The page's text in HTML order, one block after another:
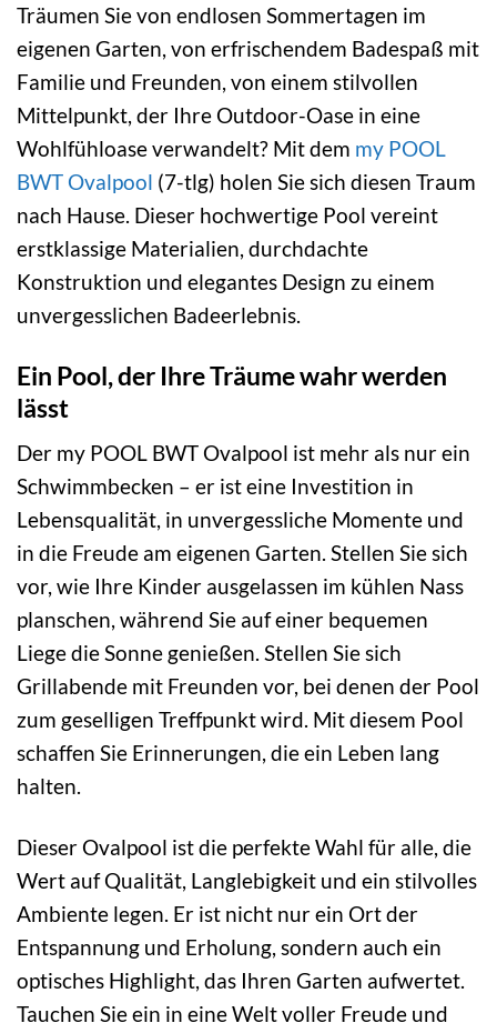
Träumen Sie von endlosen Sommertagen im
eigenen Garten, von erfrischendem Badespaß mit
Familie und Freunden, von einem stilvollen
Mittelpunkt, der Ihre Outdoor-Oase in eine
Wohlfühloase verwandelt? Mit dem my POOL
BWT Ovalpool (7-tlg) holen Sie sich diesen Traum
nach Hause. Dieser hochwertige Pool vereint
erstklassige Materialien, durchdachte
Konstruktion und elegantes Design zu einem
unvergesslichen Badeerlebnis.
Ein Pool, der Ihre Träume wahr werden
lässt
Der my POOL BWT Ovalpool ist mehr als nur ein
Schwimmbecken – er ist eine Investition in
Lebensqualität, in unvergessliche Momente und
in die Freude am eigenen Garten. Stellen Sie sich
vor, wie Ihre Kinder ausgelassen im kühlen Nass
planschen, während Sie auf einer bequemen
Liege die Sonne genießen. Stellen Sie sich
Grillabende mit Freunden vor, bei denen der Pool
zum geselligen Treffpunkt wird. Mit diesem Pool
schaffen Sie Erinnerungen, die ein Leben lang
halten.
Dieser Ovalpool ist die perfekte Wahl für alle, die
Wert auf Qualität, Langlebigkeit und ein stilvolles
Ambiente legen. Er ist nicht nur ein Ort der
Entspannung und Erholung, sondern auch ein
optisches Highlight, das Ihren Garten aufwertet.
Tauchen Sie ein in eine Welt voller Freude und